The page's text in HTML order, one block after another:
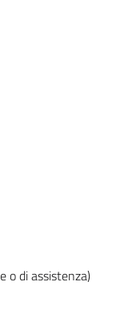
o di assistenza)